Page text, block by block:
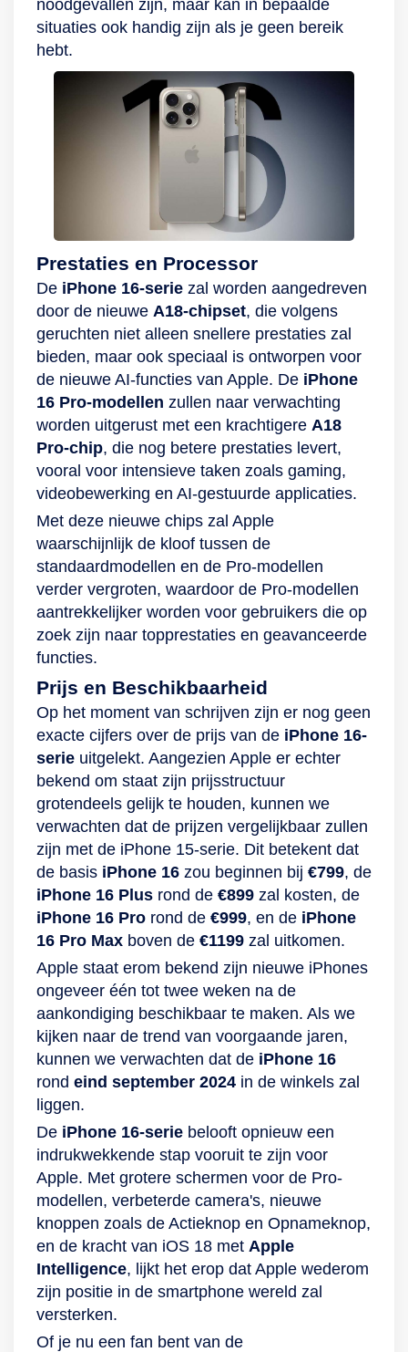
noodgevallen zijn, maar kan in bepaalde
situaties ook handig zijn als je geen bereik
hebt.
Prestaties en Processor
De iPhone 16-serie zal worden aangedreven
door de nieuwe A18-chipset, die volgens
geruchten niet alleen snellere prestaties zal
bieden, maar ook speciaal is ontworpen voor
de nieuwe AI-functies van Apple. De iPhone
16 Pro-modellen zullen naar verwachting
worden uitgerust met een krachtigere A18
Pro-chip, die nog betere prestaties levert,
vooral voor intensieve taken zoals gaming,
videobewerking en AI-gestuurde applicaties.
Met deze nieuwe chips zal Apple
waarschijnlijk de kloof tussen de
standaardmodellen en de Pro-modellen
verder vergroten, waardoor de Pro-modellen
aantrekkelijker worden voor gebruikers die op
zoek zijn naar topprestaties en geavanceerde
functies.
Prijs en Beschikbaarheid
Op het moment van schrijven zijn er nog geen
exacte cijfers over de prijs van de iPhone 16-
serie uitgelekt. Aangezien Apple er echter
bekend om staat zijn prijsstructuur
grotendeels gelijk te houden, kunnen we
verwachten dat de prijzen vergelijkbaar zullen
zijn met de iPhone 15-serie. Dit betekent dat
de basis iPhone 16 zou beginnen bij €799, de
iPhone 16 Plus rond de €899 zal kosten, de
iPhone 16 Pro rond de €999, en de iPhone
16 Pro Max boven de €1199 zal uitkomen.
Apple staat erom bekend zijn nieuwe iPhones
ongeveer één tot twee weken na de
aankondiging beschikbaar te maken. Als we
kijken naar de trend van voorgaande jaren,
kunnen we verwachten dat de iPhone 16
rond eind september 2024 in de winkels zal
liggen.
De iPhone 16-serie belooft opnieuw een
indrukwekkende stap vooruit te zijn voor
Apple. Met grotere schermen voor de Pro-
modellen, verbeterde camera's, nieuwe
knoppen zoals de Actieknop en Opnameknop,
en de kracht van iOS 18 met Apple
Intelligence, lijkt het erop dat Apple wederom
zijn positie in de smartphone wereld zal
versterken.
Of je nu een fan bent van de